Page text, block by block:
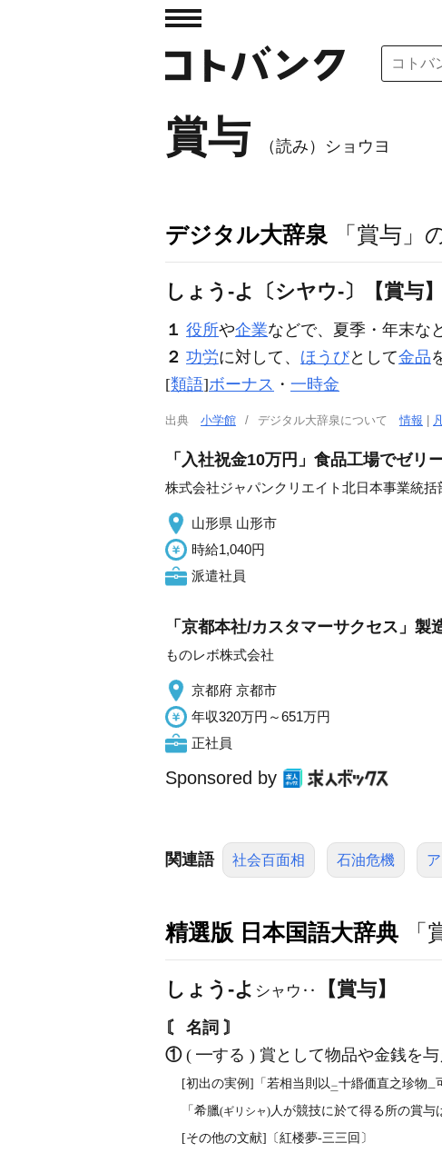
賞与 （読み）ショウヨ
デジタル大辞泉 「賞与」
しょう‐よ〔シヤウ‐〕【賞与】
１ 役所や企業などで、夏季・年末な
２ 功労に対して、 ほうびとして金品
[類語]ボーナス ・ 一時金
出典 小学館 デジタル大辞泉について情報
「入社祝金10万円」食品工場でゼリ
株式会社ジャパンクリエイト北日本事業統括
山形県 山形市
時給1,040円
派遣社員
「京都本社/カスタマーサクセス」
ものレボ株式会社
京都府 京都市
年収320万円～651万円
正社員
Sponsored by
関連語 社会百面相 石油危機
精選版 日本国語大辞典 「
しょう‐よ シャウ‥ 【賞与】
〘 名詞 〙
①( ━する ) 賞として物品や金銭を与
[初出の実例]「若相当則以 二十緡価直之珍物一
「希臘(ギリシャ) 人が競技に於て得る所の賞与
[その他の文献]〔紅楼夢‐三三回〕